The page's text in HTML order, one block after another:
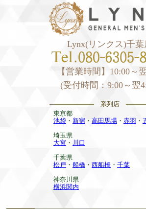
Lynx(リンクス)千葉
【営業時間】10:00～
(受付時間：9:00～翌
——————— 系列店
東京都
池袋 ・ 新宿 ・ 高田馬場 ・ 赤羽 ・
埼玉県
大宮 ・ 川口
千葉県
松戸 ・ 船橋 ・ 西船橋 ・ 千葉
神奈川県
横浜関内